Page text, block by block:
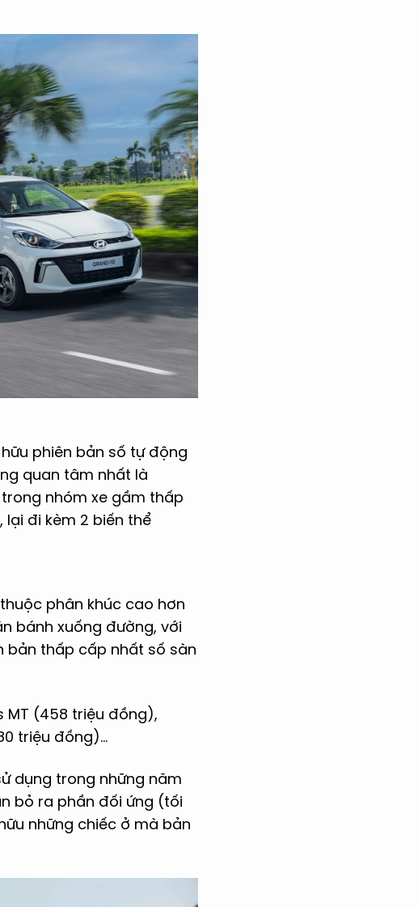
phiên bản số tự động
quan tâm nhất là
nhóm xe gầm thấp
đi kèm 2 biến thể
phân khúc cao hơn
bánh xuống đường, với
bản thấp cấp nhất số sàn
MT (458 triệu đồng),
triệu đồng)...
dụng trong những năm
bỏ ra phần đối ứng (tối
những chiếc ở mà bản